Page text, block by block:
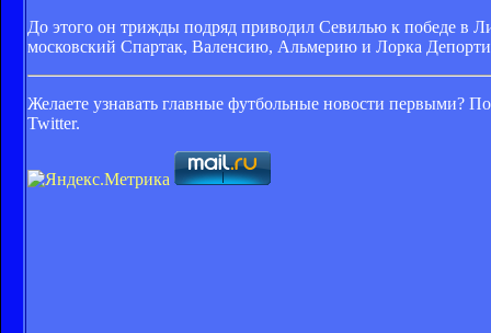
До этого он трижды подряд приводил Севилью к победе в
московский Спартак, Валенсию, Альмерию и Лорка
Желаете узнавать главные футбольные новости первыми?
Twitter.